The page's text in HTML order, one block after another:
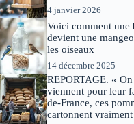
4 janvier 2026
Voici comment une
devient une
les oiseaux
14 décembre 2025
REPORTAGE. «
viennent pour leur
de-France, ces
cartonnent vraiment